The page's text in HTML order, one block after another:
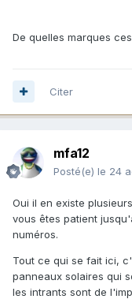
De quelles marques
Citer
mfa12
Posté(e) le 24
Oui il en existe
vous êtes patient
numéros.
Tout ce qui se fait ici,
panneaux solaires qui
les intrants sont de